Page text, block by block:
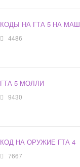
КОДЫ НА ГТА 5 НА
4486
ГТА 5 МОЛЛИ
9430
КОД НА ОРУЖИЕ ГТА 4
7667